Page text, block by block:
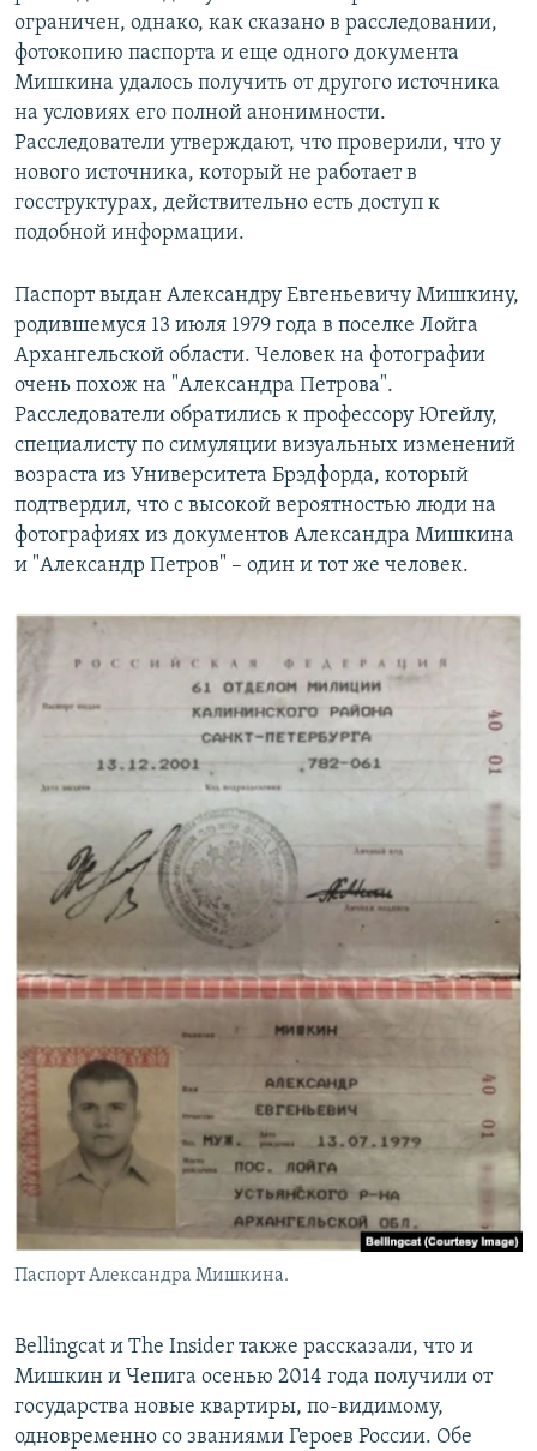
ограничен, однако, как сказано в расследовании,
фотокопию паспорта и еще одного документа
Мишкина удалось получить от другого источника
на условиях его полной анонимности.
Расследователи утверждают, что проверили, что у
нового источника, который не работает в
госструктурах, действительно есть доступ к
подобной информации.
Паспорт выдан Александру Евгеньевичу Мишкину,
родившемуся 13 июля 1979 года в поселке Лойга
Архангельской области. Человек на фотографии
очень похож на "Александра Петрова".
Расследователи обратились к профессору Югейлу,
специалисту по симуляции визуальных изменений
возраста из Университета Брэдфорда, который
подтвердил, что с высокой вероятностью люди на
фотографиях из документов Александра Мишкина
и "Александр Петров" – один и тот же человек.
Паспорт Александра Мишкина.
Bellingcat и The Insider также рассказали, что и
Мишкин и Чепига осенью 2014 года получили от
государства новые квартиры, по-видимому,
одновременно со званиями Героев России. Обе